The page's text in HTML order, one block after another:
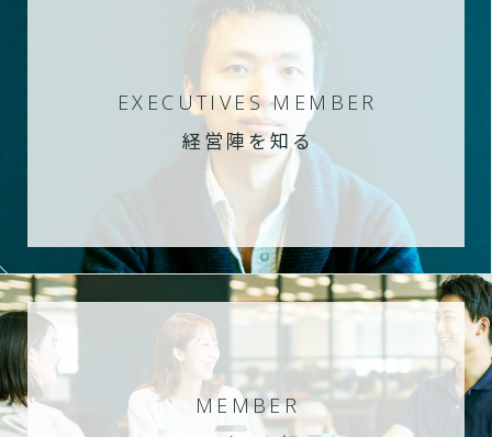
EXECUTIVES MEMBER
経営陣を知る
MEMBER